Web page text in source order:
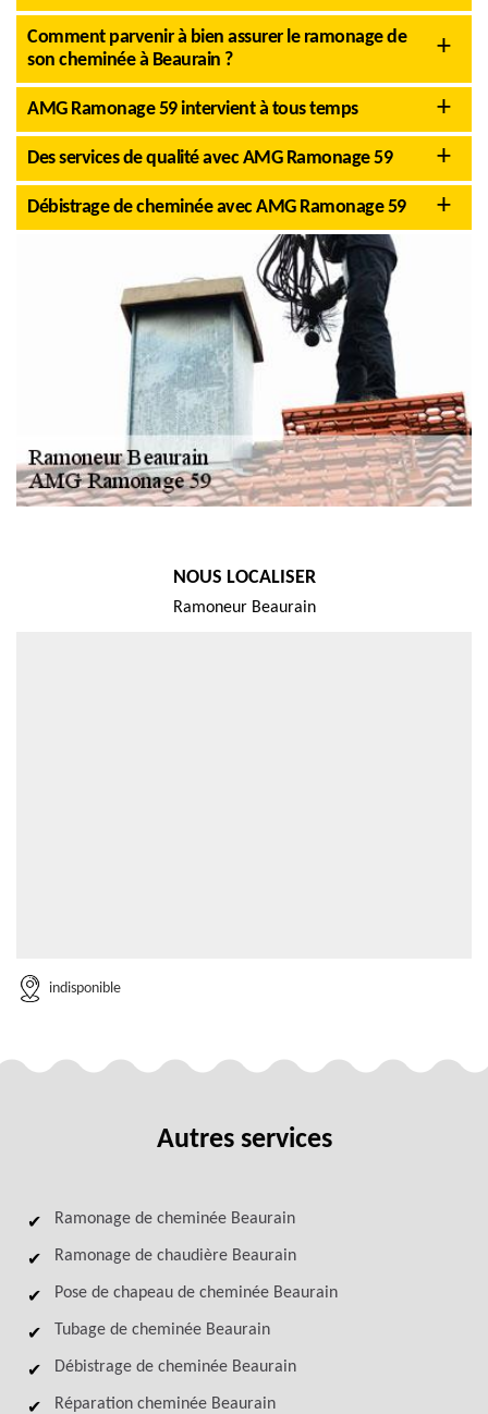
Comment parvenir à bien assurer le ramonage de
son cheminée à Beaurain ?
AMG Ramonage 59 intervient à tous temps
Des services de qualité avec AMG Ramonage 59
Débistrage de cheminée avec AMG Ramonage 59
NOUS LOCALISER
Ramoneur Beaurain
indisponible
Autres services
Ramonage de cheminée Beaurain
Ramonage de chaudière Beaurain
Pose de chapeau de cheminée Beaurain
Tubage de cheminée Beaurain
Débistrage de cheminée Beaurain
Réparation cheminée Beaurain